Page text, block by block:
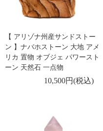
【 アリゾナ州産サンドストー
ン 】ナバホストーン 大地 アメ
リカ 置物 オブジェ パワースト
ーン 天然石 一点物
10,500円(税込)